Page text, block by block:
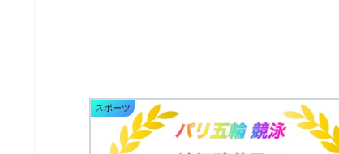
スポーツ